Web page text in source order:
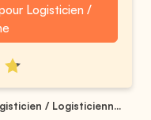
Logisticien /
/ Logisticienn...